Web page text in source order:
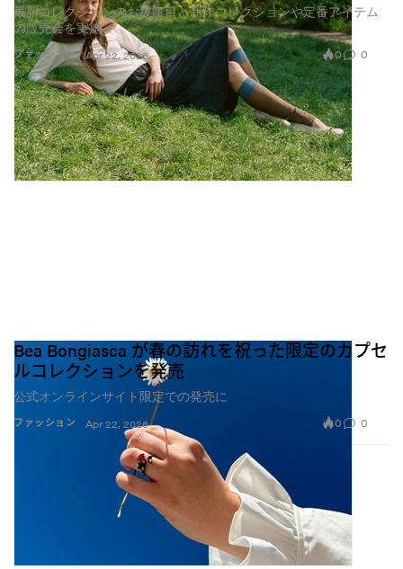
ファッション
最新コレクションのお披露目と新作コレクションや定番アイテム
の販売会を実施
Apr 22, 2026 0 0
ファッション
Bea Bongiasca が春の訪れを祝った限定のカプセ
ルコレクションを発売
公式オンラインサイト限定での発売に
Apr 22, 2026 0 0